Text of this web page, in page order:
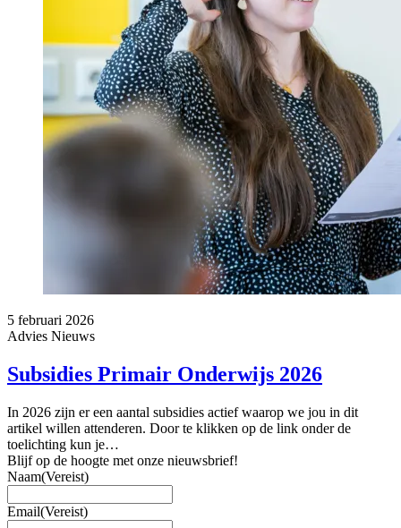
5 februari 2026
Advies Nieuws
Subsidies Primair Onderwijs 2026
In 2026 zijn er een aantal subsidies actief waarop we jou in dit
artikel willen attenderen. Door te klikken op de link onder de
toelichting kun je…
Blijf op de hoogte met onze nieuwsbrief!
Naam(Vereist)
Email(Vereist)